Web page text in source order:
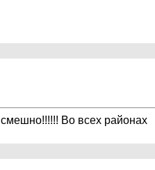
Во всех районах